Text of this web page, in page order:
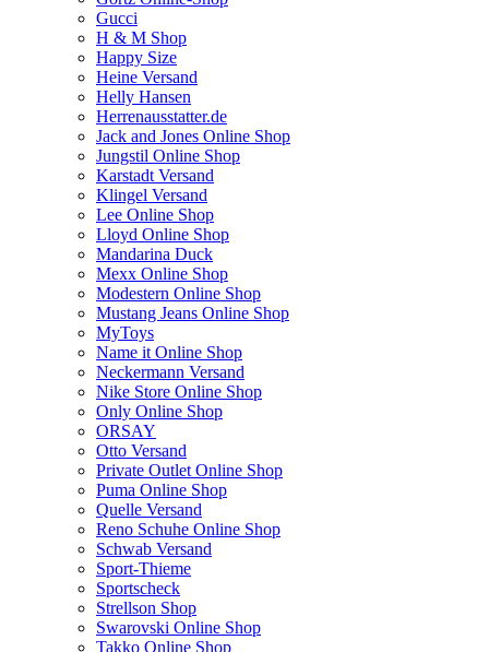
Gucci
H & M Shop
Happy Size
Heine Versand
Helly Hansen
Herrenausstatter.de
Jack and Jones Online Shop
Jungstil Online Shop
Karstadt Versand
Klingel Versand
Lee Online Shop
Lloyd Online Shop
Mandarina Duck
Mexx Online Shop
Modestern Online Shop
Mustang Jeans Online Shop
MyToys
Name it Online Shop
Neckermann Versand
Nike Store Online Shop
Only Online Shop
ORSAY
Otto Versand
Private Outlet Online Shop
Puma Online Shop
Quelle Versand
Reno Schuhe Online Shop
Schwab Versand
Sport-Thieme
Sportscheck
Strellson Shop
Swarovski Online Shop
Takko Online Shop